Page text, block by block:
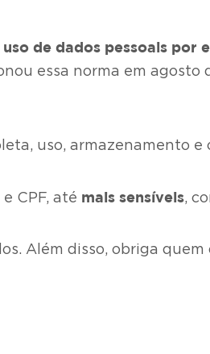
de dados pessoais por
essa norma em
uso, armazenamento
CPF, até mais sensíveis,
Além disso, obriga